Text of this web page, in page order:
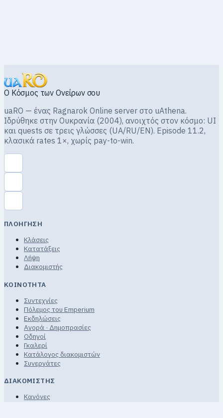
Ο Κόσμος των Ονείρων σου
uaRO — ένας Ragnarok Online server στο uAthena.
Ιδρύθηκε στην Ουκρανία (2004), ανοιχτός στον κόσμο: UI
και quests σε τρεις γλώσσες (UA/RU/EN). Episode 11.2,
κλασικά rates 1×, χωρίς pay-to-win.
ΠΛΟΉΓΗΣΗ
Κλάσεις
Κατατάξεις
Λήψη
Διακομιστής
ΚΟΙΝΌΤΗΤΑ
Συντεχνίες
Πόλεμος του Emperium
Εκδηλώσεις
Αγορά · Δημοπρασίες
Οδηγοί
Γκαλερί
Κατάλογος διακομιστών
Συνεργάτες
ΔΙΑΚΟΜΙΣΤΉΣ
Κανόνες